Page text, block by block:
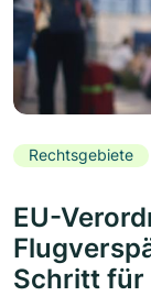
Rechtsgebiete
EU-
Schritt für